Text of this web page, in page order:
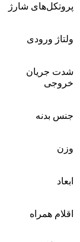
پروتکل‌های شارژ
ولتاژ ورودی
شدت جریان
خروجی
جنس بدنه
وزن
ابعاد
اقلام همراه